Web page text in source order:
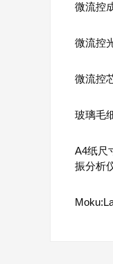
微流控
微流控
微流控
玻璃毛
A4纸尺
振分析